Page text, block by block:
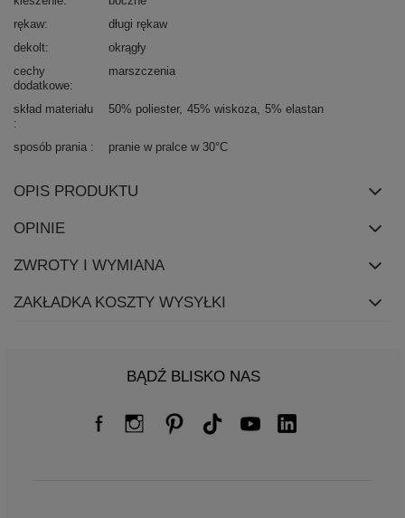
rękaw
długi rękaw
dekolt
okrągły
cechy
dodatkowe
marszczenia
skład materiału 50% poliester 45% wiskoza 5% elastan
sposób prania pranie w pralce w 30°C
OPIS PRODUKTU
OPINIE
ZWROTY I WYMIANA
ZAKŁADKA KOSZTY WYSYŁKI
BĄDŹ BLISKO NAS